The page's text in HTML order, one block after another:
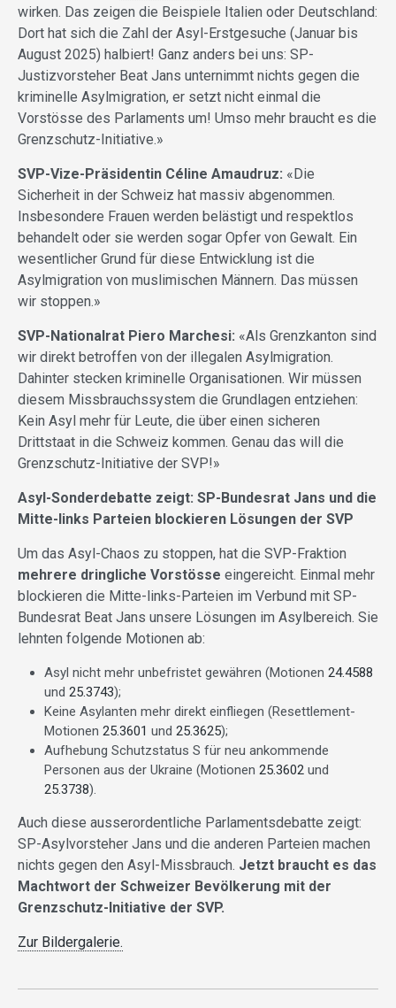
wirken. Das zeigen die Beispiele Italien oder Deutschland:
Dort hat sich die Zahl der Asyl-Erstgesuche (Januar bis
August 2025) halbiert! Ganz anders bei uns: SP-
Justizvorsteher Beat Jans unternimmt nichts gegen die
kriminelle Asylmigration, er setzt nicht einmal die
Vorstösse des Parlaments um! Umso mehr braucht es die
Grenzschutz-Initiative.»
SVP-Vize-Präsidentin Céline Amaudruz: «Die
Sicherheit in der Schweiz hat massiv abgenommen.
Insbesondere Frauen werden belästigt und respektlos
behandelt oder sie werden sogar Opfer von Gewalt. Ein
wesentlicher Grund für diese Entwicklung ist die
Asylmigration von muslimischen Männern. Das müssen
wir stoppen.»
SVP-Nationalrat Piero Marchesi: «Als Grenzkanton sind
wir direkt betroffen von der illegalen Asylmigration.
Dahinter stecken kriminelle Organisationen. Wir müssen
diesem Missbrauchssystem die Grundlagen entziehen:
Kein Asyl mehr für Leute, die über einen sicheren
Drittstaat in die Schweiz kommen. Genau das will die
Grenzschutz-Initiative der SVP!»
Asyl-Sonderdebatte zeigt: SP-Bundesrat Jans und die
Mitte-links Parteien blockieren Lösungen der SVP
Um das Asyl-Chaos zu stoppen, hat die SVP-Fraktion
mehrere dringliche Vorstösse eingereicht. Einmal mehr
blockieren die Mitte-links-Parteien im Verbund mit SP-
Bundesrat Beat Jans unsere Lösungen im Asylbereich. Sie
lehnten folgende Motionen ab:
Asyl nicht mehr unbefristet gewähren (Motionen 24.4588
und 25.3743);
Keine Asylanten mehr direkt einfliegen (Resettlement-
Motionen 25.3601 und 25.3625);
Aufhebung Schutzstatus S für neu ankommende
Personen aus der Ukraine (Motionen 25.3602 und
25.3738).
Auch diese ausserordentliche Parlamentsdebatte zeigt:
SP-Asylvorsteher Jans und die anderen Parteien machen
nichts gegen den Asyl-Missbrauch. Jetzt braucht es das
Machtwort der Schweizer Bevölkerung mit der
Grenzschutz-Initiative der SVP.
Zur Bildergalerie.